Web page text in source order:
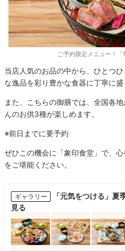
ご予約限定メニュー！「
当店人気のお品の中から、ひとつ
な逸品を彩り豊かな食器に丁寧に盛
また、こちらの御膳では、全国各
んのお供3種が楽しめます。
※前日までに要予約
ぜひこの機会に「象印食堂」で、
をご堪能ください。
ギャラリー
「元気をつける」夏
見る